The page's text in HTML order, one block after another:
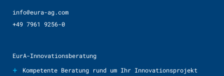
info@eura-ag.com
+49 7961 9256-0
EurA-Innovationsberatung
+ Kompetente Beratung rund um Ihr Innovationsprojekt